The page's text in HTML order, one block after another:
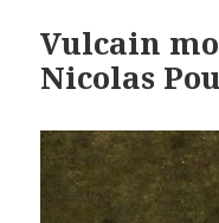
Vulcain
Nicolas